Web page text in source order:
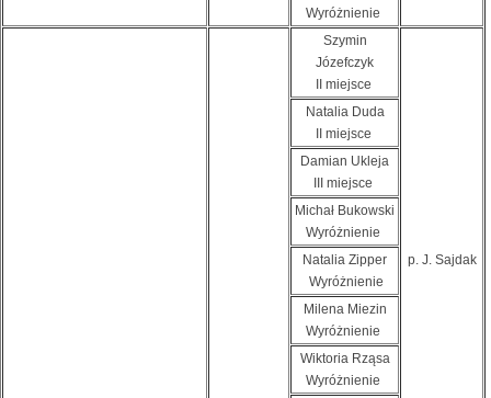
Wyróżnienie
Szymin
Józefczyk
II miejsce
p. J. Sajdak
Natalia Duda
II miejsce
Damian Ukleja
III miejsce
Michał Bukowski
Wyróżnienie
Natalia Zipper
Wyróżnienie
Milena Miezin
Wyróżnienie
Wiktoria Rząsa
Wyróżnienie